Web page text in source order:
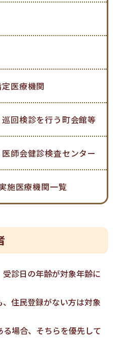
定医療機関
回検診を行う町会館等
師会健診検査センター
施医療機関一覧
診日の年齢が対象年齢に
住民登録がない方は対象
場合、そちらを優先して